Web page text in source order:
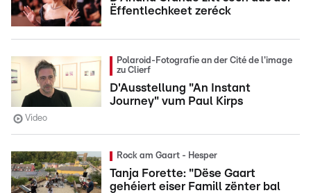
Ëffentlechkeet zeréck
Polaroid-Fotografie an der Cité de l'image
zu Clierf
D'Ausstellung "An Instant
Journey" vum Paul Kirps
Video
Rock am Gaart - Hesper
Tanja Forette: "Dëse Gaart
gehéiert eiser Famill zënter bal